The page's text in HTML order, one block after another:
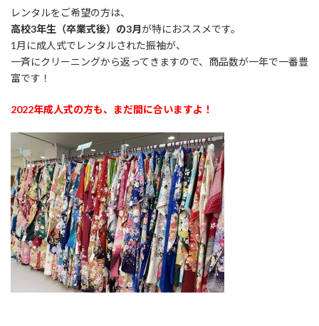
レンタルをご希望の方は、
高校3年生（卒業式後）の3月が特におススメです。
1月に成人式でレンタルされた振袖が、
一斉にクリーニングから返ってきますので、商品数が一年で一番豊
富です！
2022年成人式の方も、まだ間に合いますよ！